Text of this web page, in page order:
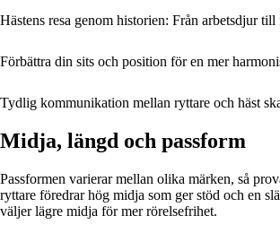
Hästens resa genom historien: Från arbetsdjur
Förbättra din sits och position för en mer
Tydlig kommunikation mellan ryttare och häst
Midja, längd och passform
Passformen varierar mellan olika märken, så
ryttare föredrar hög midja som ger stöd och en
väljer lägre midja för mer rörelsefrihet.